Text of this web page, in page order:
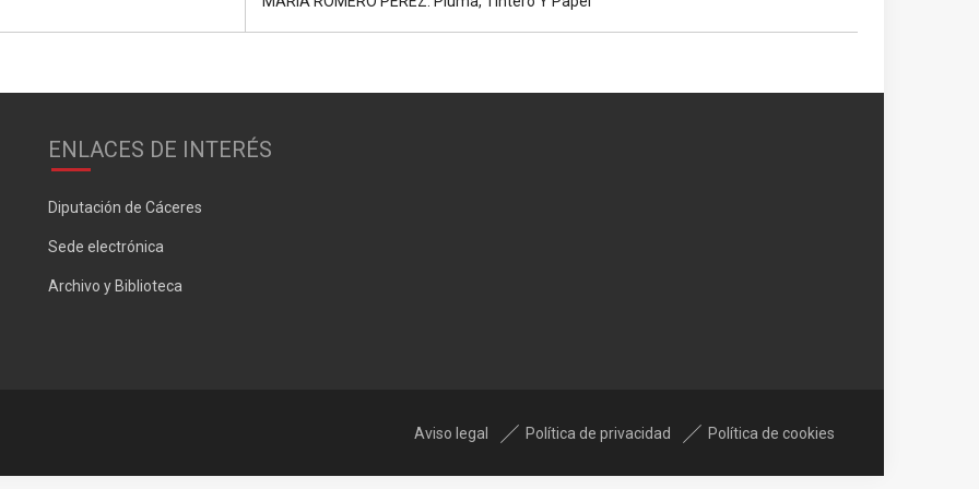
ENLACES DE INTERÉS
Diputación de Cáceres
Sede electrónica
Archivo y Biblioteca
Aviso legal Política de privacidad Política de cookies